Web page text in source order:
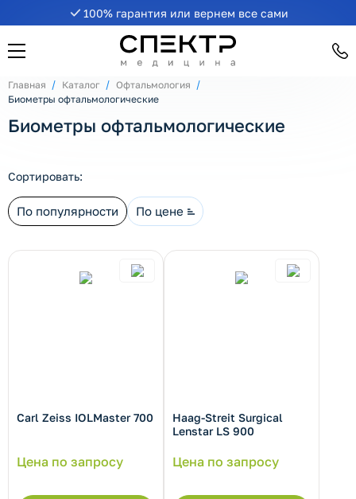
100% гарантия или вернем все сами
Главная Каталог
Офтальмология
Биометры офтальмологические
Биометры офтальмологические
развернуть категорию
развернуть категорию
развернуть категорию
Сортировать:
По популярности По цене
Carl Zeiss IOLMaster 700
Цена по запросу
Haag-Streit Surgical
Lenstar LS 900
Цена по запросу